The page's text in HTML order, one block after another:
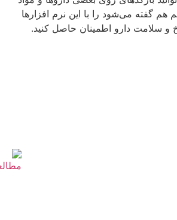
هم گفته می‌شود را با این نرم افزارها
و سلامت دارو اطمینان حاصل کنید.